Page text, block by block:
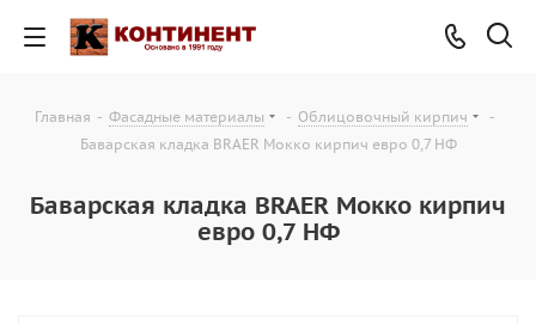
Главная - Фасадные материалы - Облицовочный кирпич
-
Баварская кладка BRAER Мокко кирпич евро 0,7 НФ
Баварская кладка BRAER Мокко кирпич
евро 0,7 НФ